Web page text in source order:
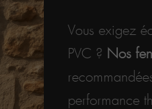
Vous exigez
PVC ? Nos
performance